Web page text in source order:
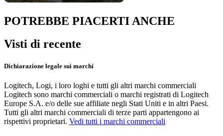
POTREBBE PIACERTI ANCHE
Visti di recente
Dichiarazione legale sui marchi
Logitech, Logi, i loro loghi e tutti gli altri marchi commerciali
Logitech sono marchi commerciali o marchi registrati di Logitech
Europe S.A. e/o delle sue affiliate negli Stati Uniti e in altri Paesi.
Tutti gli altri marchi commerciali di terze parti appartengono ai
rispettivi proprietari. Vedi tutti i marchi commerciali